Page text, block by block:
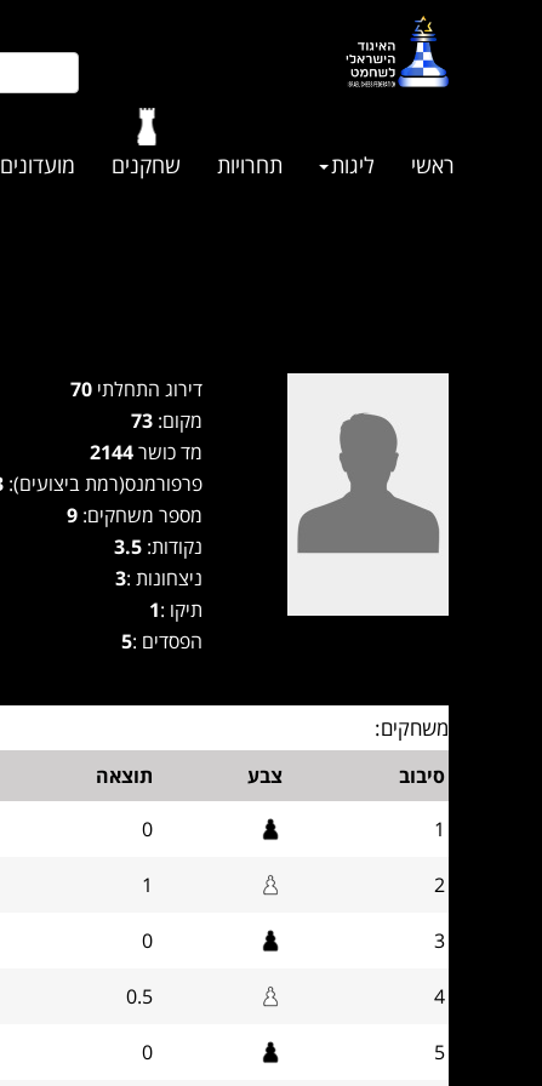
ראשי ליגות תחרויות שחקנים מועדונים
דירוג התחלתי 70
מקום: 73
מד כושר2144
פרפורמנס(רמת ביצועים): 2113
מספר משחקים: 9
נקודות:3.5
ניצחונות :3
תיקו :1
הפסדים :5
משחקים:
סיבוב צבע תוצאה
1
0
2
1
3
0
4
0.5
5
0